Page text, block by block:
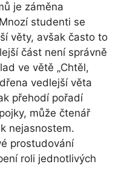
je záměna
studenti se
věty, avšak často to
část není správně
ve větě „Chtěl,
vedlejší věta
přehodí pořadí
může čtenář
nejasnostem.
prostudování
roli jednotlivých